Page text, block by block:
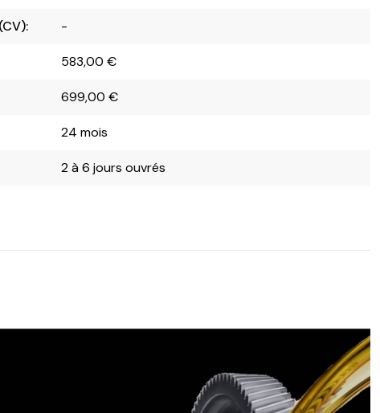
-
583,00€
699,00€
24 mois
2 à 6 jours ouvrés